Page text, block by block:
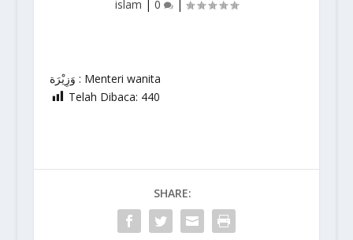
islam | 0 |
وَزِيْرَة : Menteri wanita
Telah Dibaca: 440
SHARE: